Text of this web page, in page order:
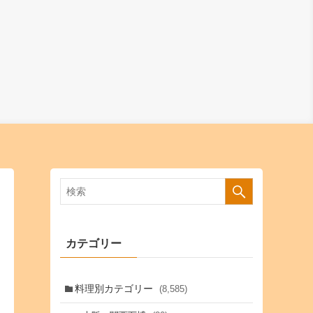
カテゴリー
料理別カテゴリー (8,585)